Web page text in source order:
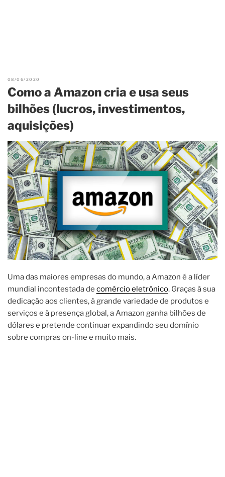
08/06/2020
Como a Amazon cria e usa seus
bilhões (lucros, investimentos,
aquisições)
Uma das maiores empresas do mundo, a Amazon é a líder
mundial incontestada de comércio eletrônico. Graças à sua
dedicação aos clientes, à grande variedade de produtos e
serviços e à presença global, a Amazon ganha bilhões de
dólares e pretende continuar expandindo seu domínio
sobre compras on-line e muito mais.